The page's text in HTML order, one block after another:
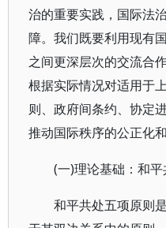
治的重要实践，国际法
障。我们既要利用现有
之间更深层次的交流合
根据实际情况对适用于
则、政府间条约、协定
推动国际秩序的公正化和
(一)理论基础：和
和平共处五项原则